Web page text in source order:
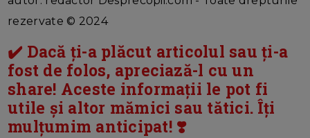
rezervate © 2024
✔️ Dacă ți-a plăcut articolul sau ți-a
fost de folos, apreciază-l cu un
share! Aceste informații le pot fi
utile și altor mămici sau tătici. Îți
mulțumim anticipat! ❣️